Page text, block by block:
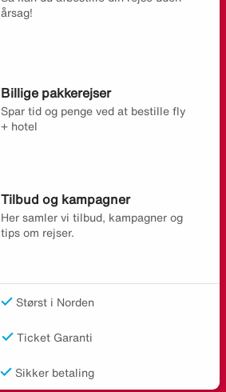
årsag!
Billige pakkerejser
Spar tid og penge ved at bestille fly
+ hotel
Tilbud og kampagner
Her samler vi tilbud, kampagner og
tips om rejser.
Størst i Norden
Ticket Garanti
Sikker betaling